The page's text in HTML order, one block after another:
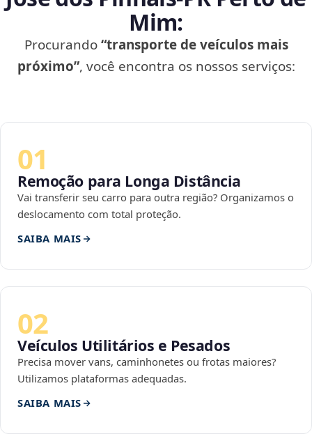
Mim:
Procurando“transporte de veículos mais
próximo”, você encontra os nossos serviços:
01
Remoção para Longa Distância
Vai transferir seu carro para outra região? Organizamos o
deslocamento com total proteção.
SAIBA MAIS
02
Veículos Utilitários e Pesados
Precisa mover vans, caminhonetes ou frotas maiores?
Utilizamos plataformas adequadas.
SAIBA MAIS